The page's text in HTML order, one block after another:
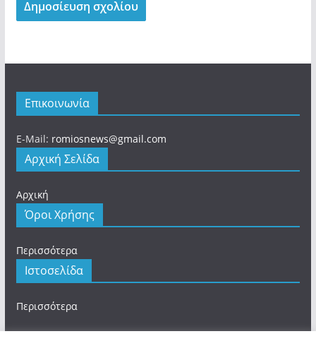
Επικοινωνία
E-Mail: romiosnews@gmail.com
Αρχική Σελίδα
Αρχική
Όροι Χρήσης
Περισσότερα
Ιστοσελίδα
Περισσότερα